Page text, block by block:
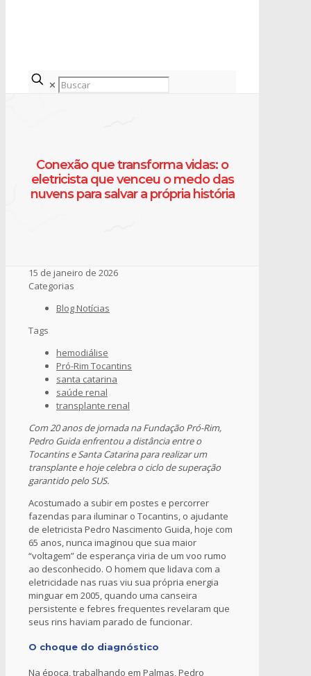
✕
Conexão que transforma vidas: o
eletricista que venceu o medo das
nuvens para salvar a própria história
15 de janeiro de 2026
Categorias
Blog Notícias
Tags
hemodiálise
Pró-Rim Tocantins
santa catarina
saúde renal
transplante renal
Com 20 anos de jornada na Fundação Pró-Rim,
Pedro Guida enfrentou a distância entre o
Tocantins e Santa Catarina para realizar um
transplante e hoje celebra o ciclo de superação
garantido pelo SUS.
Acostumado a subir em postes e percorrer
fazendas para iluminar o Tocantins, o ajudante
de eletricista Pedro Nascimento Guida, hoje com
65 anos, nunca imaginou que sua maior
“voltagem” de esperança viria de um voo rumo
ao desconhecido. O homem que lidava com a
eletricidade nas ruas viu sua própria energia
minguar em 2005, quando uma canseira
persistente e febres frequentes revelaram que
seus rins haviam parado de funcionar.
O choque do diagnóstico
Na época, trabalhando em Palmas, Pedro